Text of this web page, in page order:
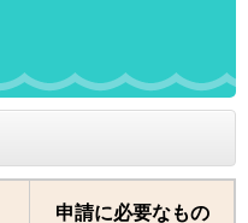
申請に必要なもの